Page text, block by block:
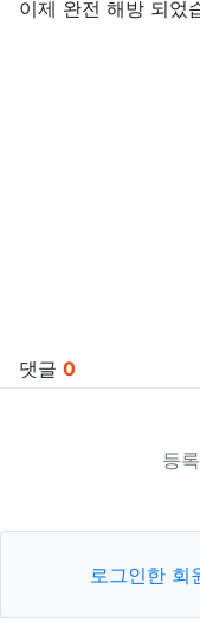
이제 완전 해방 되었
댓글 0
등
로그인한 회